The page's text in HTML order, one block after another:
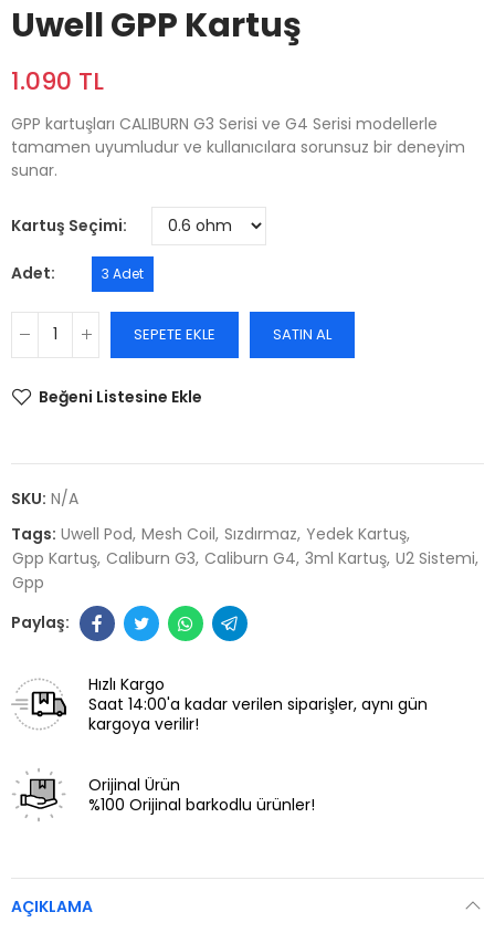
Uwell GPP Kartuş
1.090 TL
GPP kartuşları CALIBURN G3 Serisi ve G4 Serisi modellerle
tamamen uyumludur ve kullanıcılara sorunsuz bir deneyim
sunar.
Kartuş Seçimi
Adet 3 Adet
SEPETE EKLE SATIN AL
Beğeni Listesine Ekle
SKU: N/A
Tags: Uwell Pod Mesh Coil Sızdırmaz Yedek Kartuş
Gpp Kartuş Caliburn G3 Caliburn G4 3ml Kartuş U2 Sistemi
Gpp
Hızlı Kargo
Saat 14:00'a kadar verilen siparişler, aynı gün
kargoya verilir!
Orijinal Ürün
%100 Orijinal barkodlu ürünler!
AÇIKLAMA